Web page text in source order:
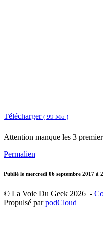
Télécharger ( 99 Mo )
Attention manque les 3
Permalien
Publié le mercredi 06 septembre 2017 à
© La Voie Du Geek 2026 -
Propulsé parpodCloud